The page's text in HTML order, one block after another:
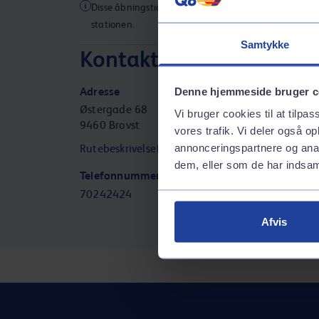
Samtykke
Denne hjemmeside bruger
Vi bruger cookies til at
vores trafik. Vi deler også
annonceringspartnere og
dem, eller som de har
Afvis
Disse åbningstider gælder muligvis ikke for alle
stationen.
Kontaktinformation
Adresse
Østergade 68
9460 Brovst
Rutebeskrivelse
Telefonnummer
70242424